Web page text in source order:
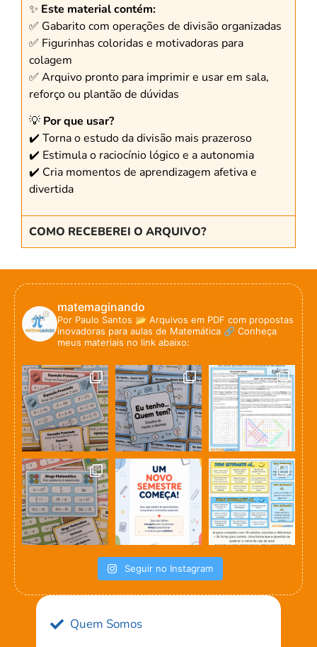
✨ Este material contém:
✅ Gabarito com operações de divisão organizadas
✅ Figurinhas coloridas e motivadoras para
colagem
✅ Arquivo pronto para imprimir e usar em sala,
reforço ou plantão de dúvidas
💡 Por que usar?
✔️ Torna o estudo da divisão mais prazeroso
✔️ Estimula o raciocínio lógico e a autonomia
✔️ Cria momentos de aprendizagem afetiva e
divertida
COMO RECEBEREI O ARQUIVO?
matemaginando
Por Paulo Santos 📂 Arquivos em PDF com propostas
inovadoras para aulas de Matemática 🔗 Conheça
meus materiais no link abaixo:
Seguir no Instagram
Quem Somos